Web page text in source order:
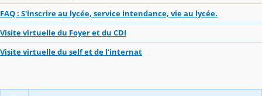
FAQ : S'inscrire au lycée, service intendance, vie au lycée.
Visite virtuelle du Foyer et du CDI
Visite virtuelle du self et de l'internat